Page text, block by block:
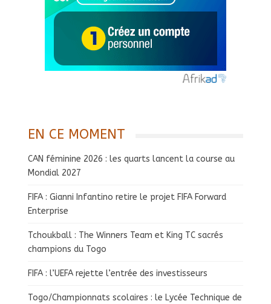
EN CE MOMENT
CAN féminine 2026 : les quarts lancent la course au
Mondial 2027
FIFA : Gianni Infantino retire le projet FIFA Forward
Enterprise
Tchoukball : The Winners Team et King TC sacrés
champions du Togo
FIFA : l’UEFA rejette l’entrée des investisseurs
Togo/Championnats scolaires : le Lycée Technique de